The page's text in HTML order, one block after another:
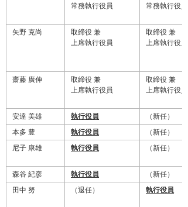
常務執行役員
常務執行役員
矢野 克尚
取締役 兼
上席執行役員
取締役 兼
上席執行役員
齋藤 廣伸
取締役 兼
上席執行役員
取締役 兼
上席執行役員
安達 美雄 執行役員
（新任）
本多 豊
執行役員
（新任）
尼子 康雄
執行役員 （新任）
森谷 紀彦 執行役員
（新任）
田中 努
（退任） 執行役員